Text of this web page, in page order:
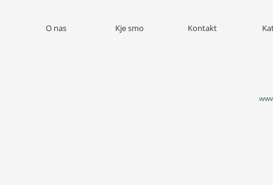
O nas Kje smo Kontakt